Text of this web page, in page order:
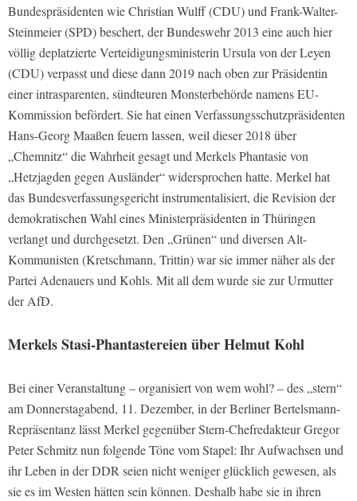
Bundespräsidenten wie Christian Wulff (CDU) und Frank-Walter-
Steinmeier (SPD) beschert, der Bundeswehr 2013 eine auch hier
völlig deplatzierte Verteidigungsministerin Ursula von der Leyen
(CDU) verpasst und diese dann 2019 nach oben zur Präsidentin
einer intrasparenten, sündteuren Monsterbehörde namens EU-
Kommission befördert. Sie hat einen Verfassungsschutzpräsidenten
Hans-Georg Maaßen feuern lassen, weil dieser 2018 über
„Chemnitz“ die Wahrheit gesagt und Merkels Phantasie von
„Hetzjagden gegen Ausländer“ widersprochen hatte. Merkel hat
das Bundesverfassungsgericht instrumentalisiert, die Revision der
demokratischen Wahl eines Ministerpräsidenten in Thüringen
verlangt und durchgesetzt. Den „Grünen“ und diversen Alt-
Kommunisten (Kretschmann, Trittin) war sie immer näher als der
Partei Adenauers und Kohls. Mit all dem wurde sie zur Urmutter
der AfD.
Merkels Stasi-Phantastereien über Helmut Kohl
Bei einer Veranstaltung – organisiert von wem wohl? – des „stern“
am Donnerstagabend, 11. Dezember, in der Berliner Bertelsmann-
Repräsentanz lässt Merkel gegenüber Stern-Chefredakteur Gregor
Peter Schmitz nun folgende Töne vom Stapel: Ihr Aufwachsen und
ihr Leben in der DDR seien nicht weniger glücklich gewesen, als
sie es im Westen hätten sein können. Deshalb habe sie in ihren